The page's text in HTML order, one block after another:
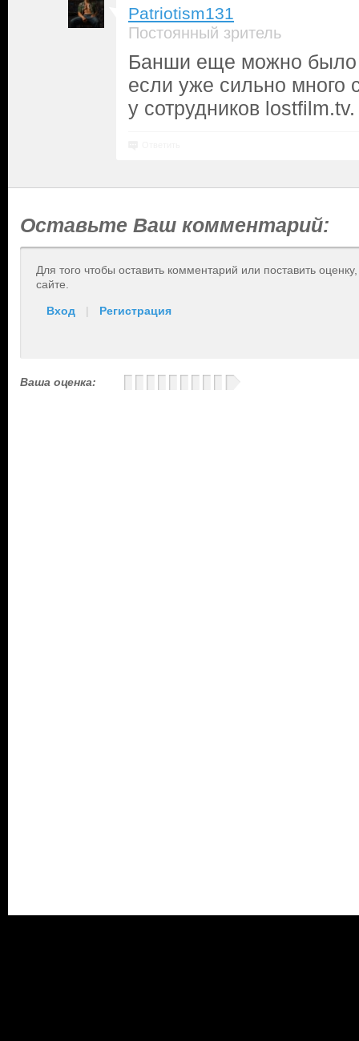
Patriotism131
Постоянный зритель
Банши еще можно было
если уже сильно много
у сотрудников lostfilm.tv.
Оставьте Ваш комментарий:
Для того чтобы оставить комментарий или поставить
сайте.
Вход | Регистрация
Ваша оценка: